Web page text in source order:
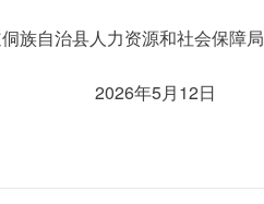
力资源和社会保障局
5月12日